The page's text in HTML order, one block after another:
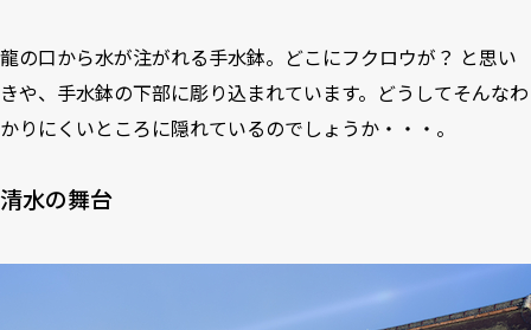
龍の口から水が注がれる手水鉢。どこにフクロウが？ と思い
きや、手水鉢の下部に彫り込まれています。どうしてそんなわ
かりにくいところに隠れているのでしょうか・・・。
清水の舞台